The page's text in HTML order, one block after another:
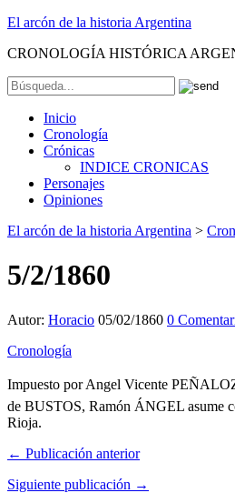
El arcón de la historia Argentina
CRONOLOGÍA HISTÓRICA
Inicio
Cronología
Crónicas
INDICE CRONICAS
Personajes
Opiniones
El arcón de la historia Argentina >
5/2/1860
Autor: Horacio 05/02/1860 0
Cronología
Impuesto por Angel Vicente
de BUSTOS, Ramón ÁNGEL asume
Rioja.
← Publicación anterior
Siguiente publicación →